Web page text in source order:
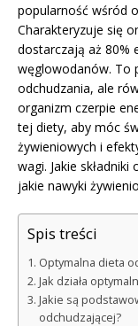
popularność wśród
Charakteryzuje się
dostarczają aż 80%
węglowodanów. To
odchudzania, ale
organizm czerpie
tej diety, aby móc
żywieniowych i
wagi. Jakie
jakie nawyki
Spis treści
Optymalna dieta
Jak działa
Jakie są
odchudzającej?